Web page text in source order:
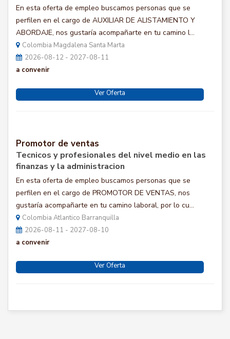
En esta oferta de empleo buscamos personas que se
perfilen en el cargo de AUXILIAR DE ALISTAMIENTO Y
ABORDAJE, nos gustaría acompañarte en tu camino l...
Colombia Magdalena Santa Marta
2026-08-12 - 2027-08-11
a convenir
Ver Oferta
Promotor de ventas
Tecnicos y profesionales del nivel medio en las
finanzas y la administracion
En esta oferta de empleo buscamos personas que se
perfilen en el cargo de PROMOTOR DE VENTAS, nos
gustaría acompañarte en tu camino laboral, por lo cu...
Colombia Atlantico Barranquilla
2026-08-11 - 2027-08-10
a convenir
Ver Oferta